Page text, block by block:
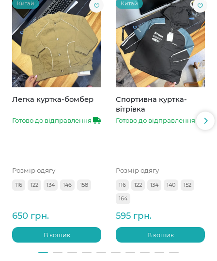
Китай
Легка куртка-бомбер
Готово до відправлення
Розмір одягу
116 122 134 146 158
650 грн.
В кошик
Китай
Спортивна куртка-
вітрівка
Готово до відправлення
Розмір одягу
116 122 134 140
152
164
595 грн.
В кошик